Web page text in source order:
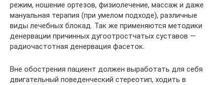
режим, ношение ортезов, физиолечение, массаж и даже
мануальная терапия (при умелом подходе), различные
виды лечебных блокад. Так же применяются методики
денервации причинных дугоотростчатых суставов —
радиочастотная денервация фасеток.
Вне обострения пациент должен выработать для себя
двигательный поведенческий стереотип, ходить в